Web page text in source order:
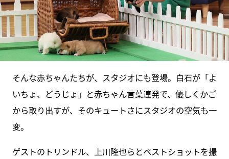
そんな赤ちゃんたちが、スタジオにも登場。白石が「よ
いちょ、どうじょ」と赤ちゃん言葉連発で、優しくかご
から取り出すが、そのキュートさにスタジオの空気も一
変。
ゲストのトリンドル、上川隆也らとベストショットを撮